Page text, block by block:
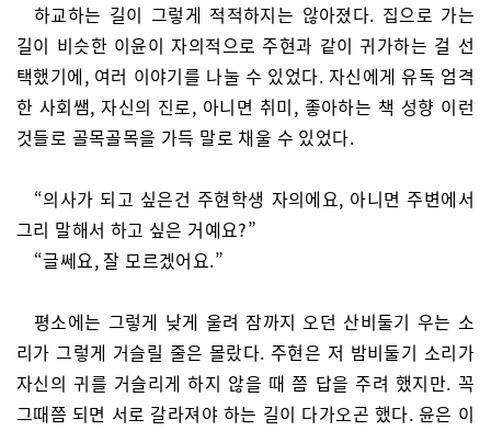
하교하는 길이 그렇게 적적하지는 않아졌다. 집으로 가는
길이 비슷한 이윤이 자의적으로 주현과 같이 귀가하는 걸 선
택했기에, 여러 이야기를 나눌 수 있었다. 자신에게 유독 엄격
한 사회쌤, 자신의 진로, 아니면 취미, 좋아하는 책 성향 이런
것들로 골목골목을 가득 말로 채울 수 있었다.
“의사가 되고 싶은건 주현학생 자의에요, 아니면 주변에서
그리 말해서 하고 싶은 거예요?”
“글쎄요, 잘 모르겠어요.”
평소에는 그렇게 낮게 울려 잠까지 오던 산비둘기 우는 소
리가 그렇게 거슬릴 줄은 몰랐다. 주현은 저 밤비둘기 소리가
자신의 귀를 거슬리게 하지 않을 때 쯤 답을 주려 했지만. 꼭
그때쯤 되면 서로 갈라져야 하는 길이 다가오곤 했다. 윤은 이